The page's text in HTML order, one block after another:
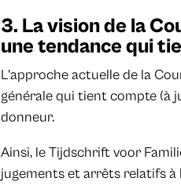
3. La vision de la
une tendance qui
L’approche actuelle de la
générale qui tient compte (à
donneur.
Ainsi, le Tijdschrift voor
jugements et arrêts relatifs